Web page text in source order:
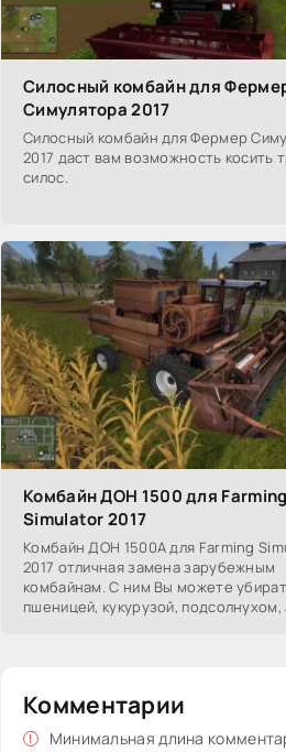
Силосный комбайн для
Симулятора 2017
Силосный комбайн для Фермер
2017 даст вам возможность косить
силос.
Комбайн ДОН 1500 для Farming
Simulator 2017
Комбайн ДОН 1500А для Farming
2017 отличная замена зарубежным
комбайнам. С ним Вы можете
пшеницей, кукурузой, подсолнухом,
Комментарии
Минимальная длина